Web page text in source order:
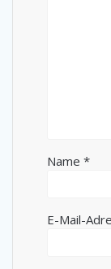
Name *
E-Mail-